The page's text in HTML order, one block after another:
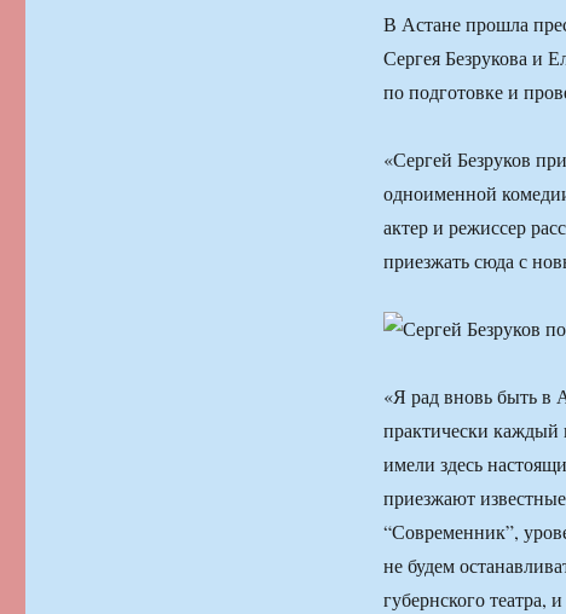
В Астане прошла
Сергея Безрукова и
по подготовке и
«Сергей Безруков
одноименной
актер и режиссер
приезжать сюда с
«Я рад вновь быть в
практически
имели здесь
приезжают
“Современник”,
не будем
губернского